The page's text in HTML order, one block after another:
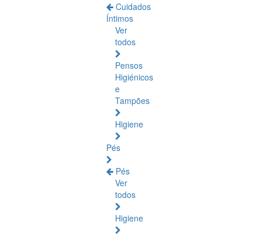
Cuidados
Íntimos
Ver
todos
Pensos
Higiénicos
e
Tampões
Higiene
Pés
Pés
Ver
todos
Higiene